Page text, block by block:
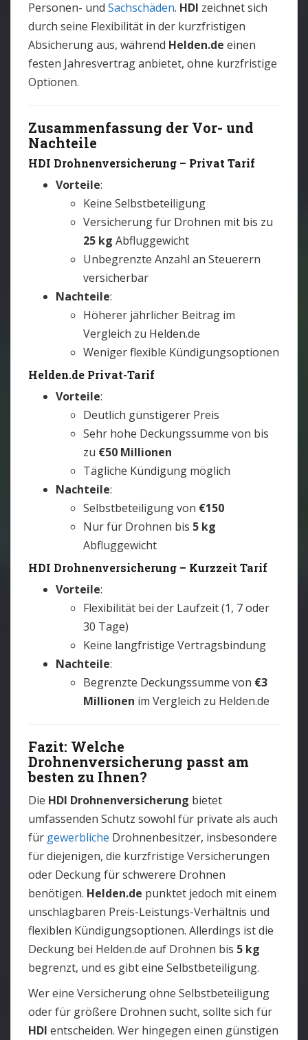
Personen- und Sachschäden. HDI zeichnet sich
durch seine Flexibilität in der kurzfristigen
Absicherung aus, während Helden.de einen
festen Jahresvertrag anbietet, ohne kurzfristige
Optionen.
Zusammenfassung der Vor- und
Nachteile
HDI Drohnenversicherung – Privat Tarif
Vorteile:
Keine Selbstbeteiligung
Versicherung für Drohnen mit bis zu
25 kg Abfluggewicht
Unbegrenzte Anzahl an Steuerern
versicherbar
Nachteile:
Höherer jährlicher Beitrag im
Vergleich zu Helden.de
Weniger flexible Kündigungsoptionen
Helden.de Privat-Tarif
Vorteile:
Deutlich günstigerer Preis
Sehr hohe Deckungssumme von bis
zu €50 Millionen
Tägliche Kündigung möglich
Nachteile:
Selbstbeteiligung von €150
Nur für Drohnen bis 5 kg
Abfluggewicht
HDI Drohnenversicherung – Kurzzeit Tarif
Vorteile:
Flexibilität bei der Laufzeit (1, 7 oder
30 Tage)
Keine langfristige Vertragsbindung
Nachteile:
Begrenzte Deckungssumme von €3
Millionen im Vergleich zu Helden.de
Fazit: Welche
Drohnenversicherung passt am
besten zu Ihnen?
Die HDI Drohnenversicherung bietet
umfassenden Schutz sowohl für private als auch
für gewerbliche Drohnenbesitzer, insbesondere
für diejenigen, die kurzfristige Versicherungen
oder Deckung für schwerere Drohnen
benötigen. Helden.de punktet jedoch mit einem
unschlagbaren Preis-Leistungs-Verhältnis und
flexiblen Kündigungsoptionen. Allerdings ist die
Deckung bei Helden.de auf Drohnen bis 5 kg
begrenzt, und es gibt eine Selbstbeteiligung.
Wer eine Versicherung ohne Selbstbeteiligung
oder für größere Drohnen sucht, sollte sich für
HDI entscheiden. Wer hingegen einen günstigen